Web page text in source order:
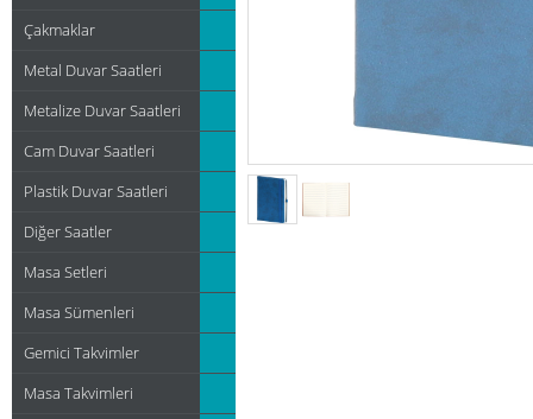
Çakmaklar
Metal Duvar Saatleri
Metalize Duvar Saatleri
Cam Duvar Saatleri
Plastik Duvar Saatleri
Diğer Saatler
Masa Setleri
Masa Sümenleri
Gemici Takvimler
Masa Takvimleri